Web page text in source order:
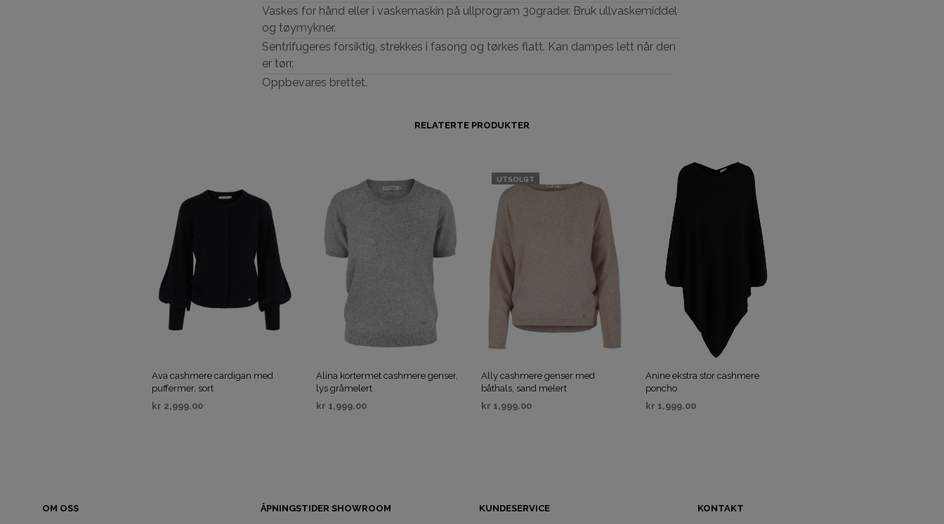
Vaskes for hånd eller i vaskemaskin på ullprogram 30grader. Bruk ullvaskemiddel
og tøymykner.
Sentrifugeres forsiktig, strekkes i fasong og tørkes flatt. Kan dampes lett når den
er tørr.
Oppbevares brettet.
RELATERTE PRODUKTER
Ava cashmere cardigan med
puffermer, sort
kr 2,999.00
Alina kortermet cashmere genser,
lys gråmelert
kr 1,999.00
UTSOLGT
Ally cashmere genser med
båthals, sand melert
kr 1,999.00
Anine ekstra stor cashmere
poncho
kr 1,999.00
OM OSS ÅPNINGSTIDER SHOWROOM KUNDESERVICE KONTAKT